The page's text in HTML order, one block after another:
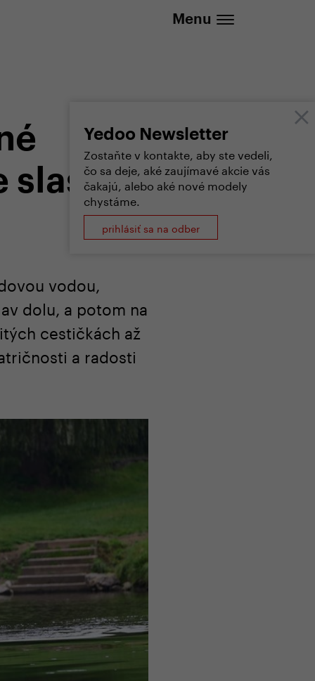
Menu
Yedoo Newsletter
Zostaňte v kontakte, aby ste vedeli,
čo sa deje, aké zaujímavé akcie vás
čakajú, alebo aké nové modely
chystáme.
prihlásiť sa na odber
slastné
vodou,
dolu, a potom na
cestičkách až
a radosti